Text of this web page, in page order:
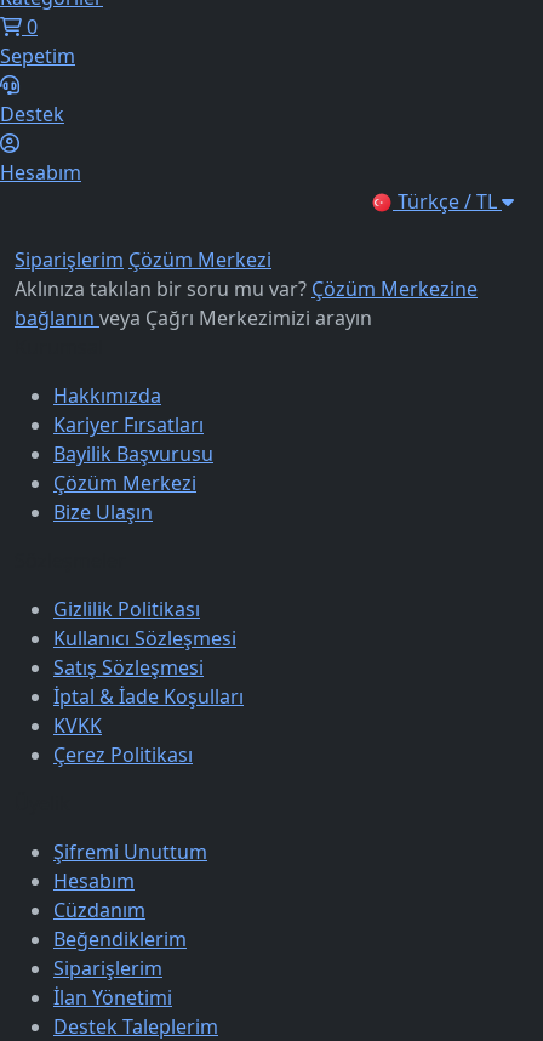
0
Sepetim
Destek
Hesabım
Türkçe / TL
Siparişlerim Çözüm Merkezi
Aklınıza takılan bir soru mu var? Çözüm Merkezine
bağlanın veya Çağrı Merkezimizi arayın
Hakkımızda
Kariyer Fırsatları
Bayilik Başvurusu
Çözüm Merkezi
Bize Ulaşın
Gizlilik Politikası
Kullanıcı Sözleşmesi
Satış Sözleşmesi
İptal & İade Koşulları
KVKK
Çerez Politikası
Şifremi Unuttum
Hesabım
Cüzdanım
Beğendiklerim
Siparişlerim
İlan Yönetimi
Destek Taleplerim